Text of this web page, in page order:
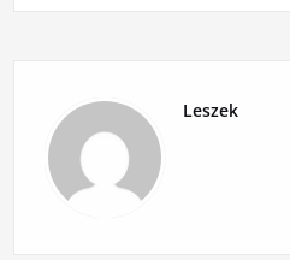
Leszek